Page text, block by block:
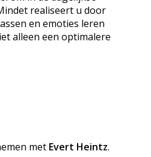
realiseert u door
en emoties leren
alleen een optimalere
met Evert Heintz.